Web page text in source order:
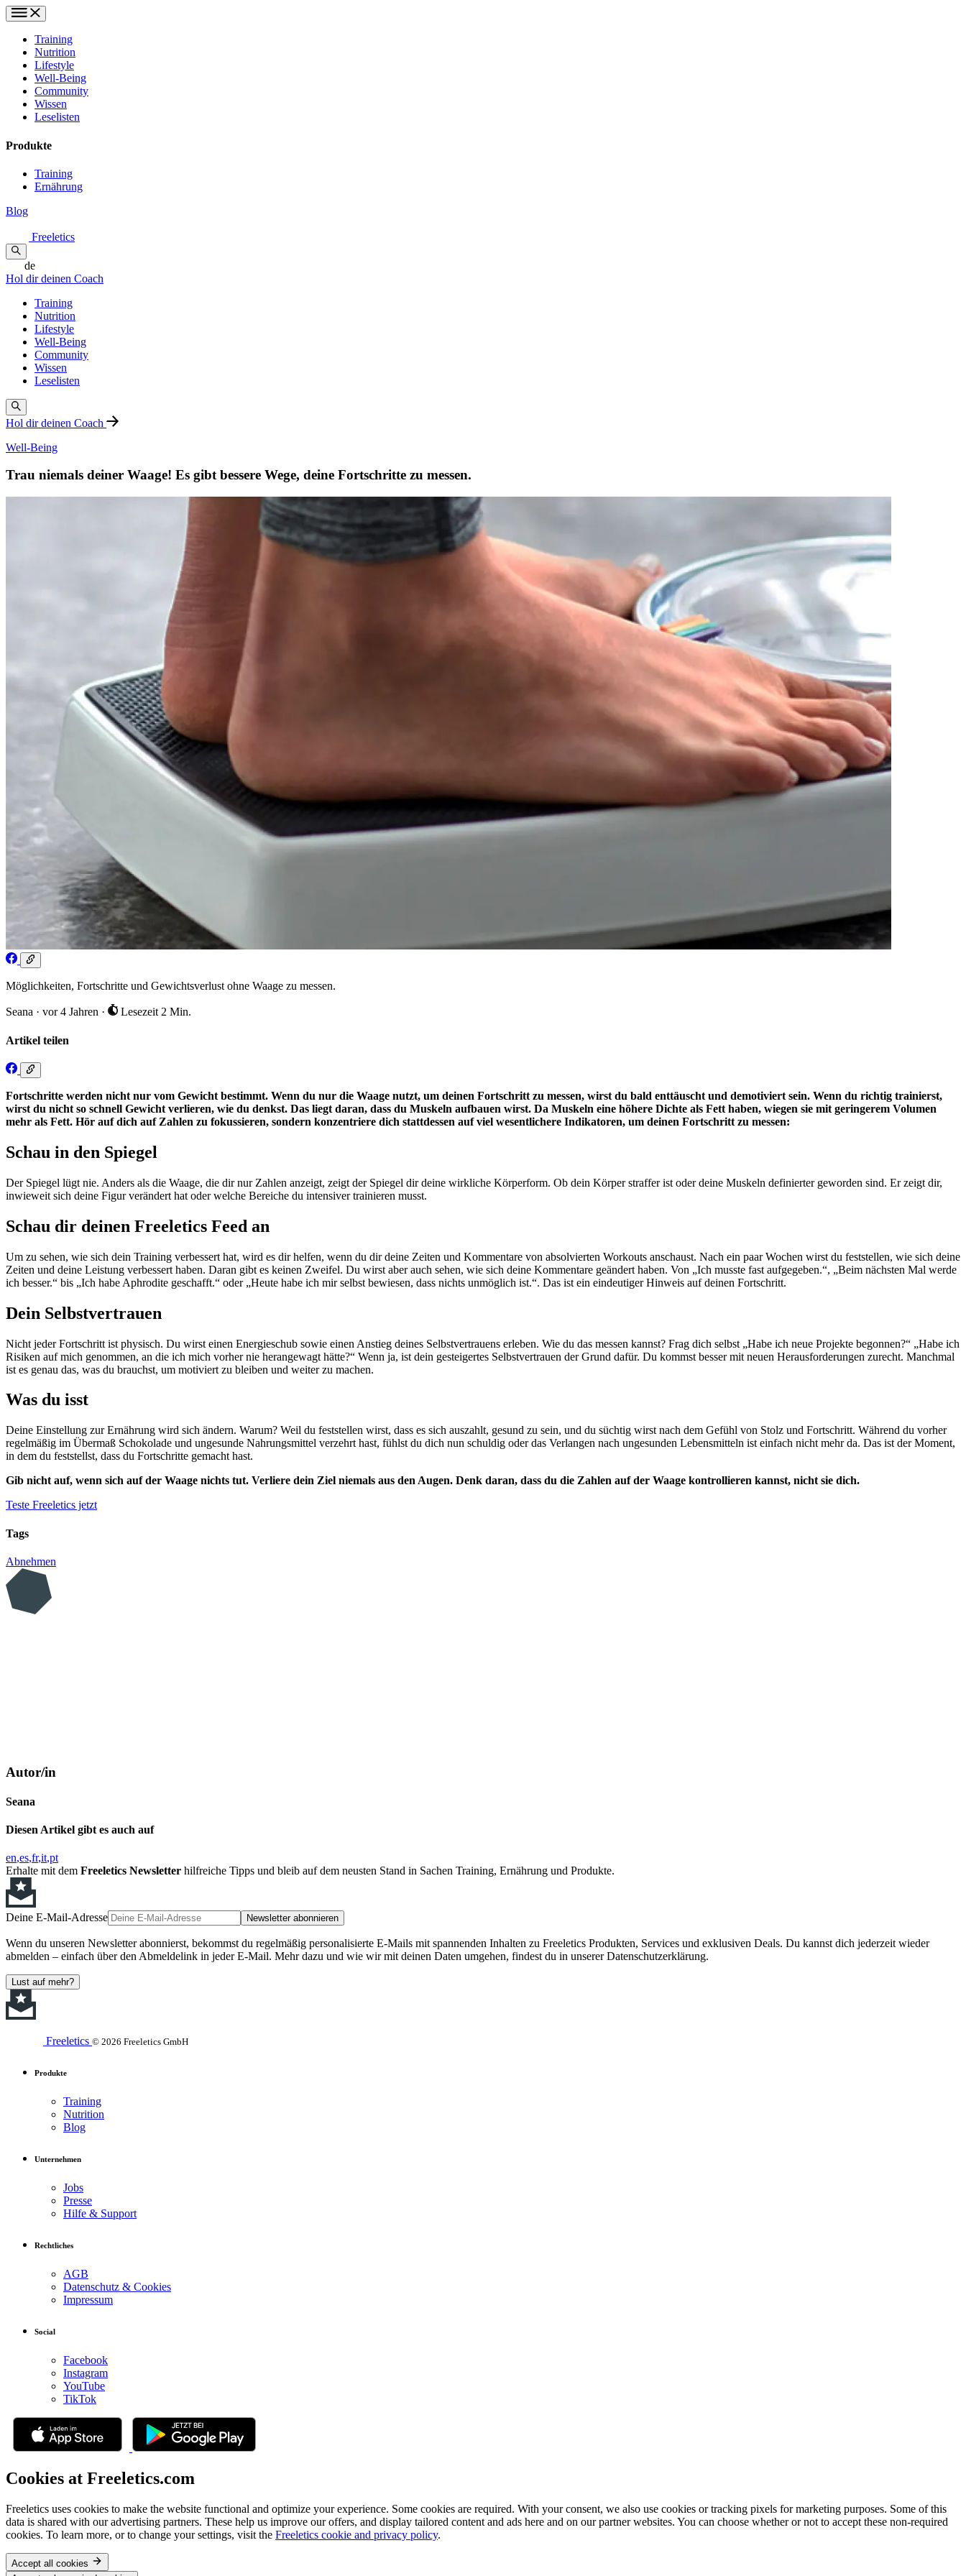
Training
Nutrition
Lifestyle
Well-Being
Community
Wissen
Leselisten
Produkte
Training
Ernährung
Blog
Freeletics
de
Hol dir deinen Coach
Training
Nutrition
Lifestyle
Well-Being
Community
Wissen
Leselisten
Hol dir deinen Coach
Well-Being
Trau niemals deiner Waage! Es gibt bessere Wege, deine Fortschritte zu messen.
Möglichkeiten, Fortschritte und Gewichtsverlust ohne Waage zu messen.
Seana · vor 4 Jahren · Lesezeit 2 Min.
Artikel teilen
Fortschritte werden nicht nur vom Gewicht bestimmt. Wenn du nur die Waage nutzt, um deinen Fortschritt zu messen, wirst du bald enttäuscht und demotiviert sein. Wenn du richtig trainierst,
wirst du nicht so schnell Gewicht verlieren, wie du denkst. Das liegt daran, dass du Muskeln aufbauen wirst. Da Muskeln eine höhere Dichte als Fett haben, wiegen sie mit geringerem Volumen
mehr als Fett. Hör auf dich auf Zahlen zu fokussieren, sondern konzentriere dich stattdessen auf viel wesentlichere Indikatoren, um deinen Fortschritt zu messen:
Schau in den Spiegel
Der Spiegel lügt nie. Anders als die Waage, die dir nur Zahlen anzeigt, zeigt der Spiegel dir deine wirkliche Körperform. Ob dein Körper straffer ist oder deine Muskeln definierter geworden sind. Er zeigt dir,
inwieweit sich deine Figur verändert hat oder welche Bereiche du intensiver trainieren musst.
Schau dir deinen Freeletics Feed an
Um zu sehen, wie sich dein Training verbessert hat, wird es dir helfen, wenn du dir deine Zeiten und Kommentare von absolvierten Workouts anschaust. Nach ein paar Wochen wirst du feststellen, wie sich deine
Zeiten und deine Leistung verbessert haben. Daran gibt es keinen Zweifel. Du wirst aber auch sehen, wie sich deine Kommentare geändert haben. Von „Ich musste fast aufgegeben.“, „Beim nächsten Mal werde
ich besser.“ bis „Ich habe Aphrodite geschafft.“ oder „Heute habe ich mir selbst bewiesen, dass nichts unmöglich ist.“. Das ist ein eindeutiger Hinweis auf deinen Fortschritt.
Dein Selbstvertrauen
Nicht jeder Fortschritt ist physisch. Du wirst einen Energieschub sowie einen Anstieg deines Selbstvertrauens erleben. Wie du das messen kannst? Frag dich selbst „Habe ich neue Projekte begonnen?“ „Habe ich
Risiken auf mich genommen, an die ich mich vorher nie herangewagt hätte?“ Wenn ja, ist dein gesteigertes Selbstvertrauen der Grund dafür. Du kommst besser mit neuen Herausforderungen zurecht. Manchmal
ist es genau das, was du brauchst, um motiviert zu bleiben und weiter zu machen.
Was du isst
Deine Einstellung zur Ernährung wird sich ändern. Warum? Weil du feststellen wirst, dass es sich auszahlt, gesund zu sein, und du süchtig wirst nach dem Gefühl von Stolz und Fortschritt. Während du vorher
regelmäßig im Übermaß Schokolade und ungesunde Nahrungsmittel verzehrt hast, fühlst du dich nun schuldig oder das Verlangen nach ungesunden Lebensmitteln ist einfach nicht mehr da. Das ist der Moment,
in dem du feststellst, dass du Fortschritte gemacht hast.
Gib nicht auf, wenn sich auf der Waage nichts tut. Verliere dein Ziel niemals aus den Augen. Denk daran, dass du die Zahlen auf der Waage kontrollieren kannst, nicht sie dich.
Teste Freeletics jetzt
Tags
Abnehmen
Autor/in
Seana
Diesen Artikel gibt es auch auf
en es fr it pt
Erhalte mit dem Freeletics Newsletter hilfreiche Tipps und bleib auf dem neusten Stand in Sachen Training, Ernährung und Produkte.
Deine E-Mail-Adresse Newsletter abonnieren
Wenn du unseren Newsletter abonnierst, bekommst du regelmäßig personalisierte E-Mails mit spannenden Inhalten zu Freeletics Produkten, Services und exklusiven Deals. Du kannst dich jederzeit wieder
abmelden – einfach über den Abmeldelink in jeder E-Mail. Mehr dazu und wie wir mit deinen Daten umgehen, findest du in unserer Datenschutzerklärung.
Lust auf mehr?
Freeletics © 2026 Freeletics GmbH
Produkte
Training
Nutrition
Blog
Unternehmen
Jobs
Presse
Hilfe & Support
Rechtliches
AGB
Datenschutz & Cookies
Impressum
Social
Facebook
Instagram
YouTube
TikTok
Cookies at Freeletics.com
Freeletics uses cookies to make the website functional and optimize your experience. Some cookies are required. With your consent, we also use cookies or tracking pixels for marketing purposes. Some of this
data is shared with our advertising partners. These help us improve our offers, and display tailored content and ads here and on our partner websites. You can choose whether or not to accept these non-required
cookies. To learn more, or to change your settings, visit the Freeletics cookie and privacy policy.
Accept all cookies